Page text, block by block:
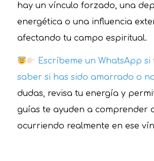
hay un vínculo forzado, una
energética o una influencia
afectando tu campo espiritual.
Escríbeme un WhatsApp si
saber si has sido amarrado o
dudas, revisa tu energía y
guías te ayuden a comprender
ocurriendo realmente en ese